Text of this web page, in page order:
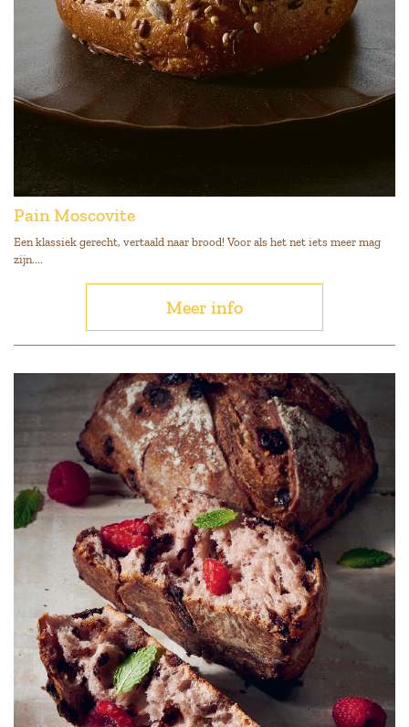
Pain Moscovite
Een klassiek gerecht, vertaald naar brood! Voor als het net iets meer mag
zijn....
Meer info